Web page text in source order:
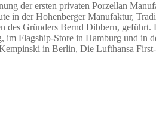
der ersten privaten Porzellan
in der Hohenberger Manufaktur,
Gründers Bernd Dibbern,
Flagship-Store in Hamburg und
in Berlin, Die Lufthansa